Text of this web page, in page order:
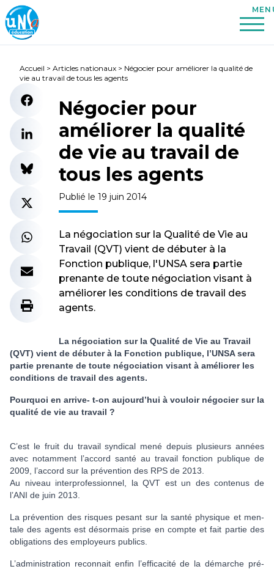
Accueil > Articles nationaux > Négocier pour améliorer la qualité de
vie au travail de tous les agents
Négocier pour
améliorer la qualité
de vie au travail de
tous les agents
Publié le 19 juin 2014
La négociation sur la Qualité de Vie au
Travail (QVT) vient de débuter à la
Fonction publique, l'UNSA sera partie
prenante de toute négociation visant à
améliorer les conditions de travail des
agents.
La négociation sur la Qualité de Vie au Travail
(QVT) vient de débuter à la Fonction publique, l’UNSA sera
partie prenante de toute négociation visant à améliorer les
conditions de travail des agents.
Pourquoi en arrive- t-on aujourd’hui à vou­loir négo­cier sur la
qua­lité de vie au tra­vail ?
C’est le fruit du tra­vail syn­di­cal mené depuis plu­sieurs années
avec notam­ment l’accord santé au tra­vail fonc­tion publi­que de
2009, l’accord sur la pré­ven­tion des RPS de 2013.
Au niveau inter­pro­fes­sion­nel, la QVT est un des conte­nus de
l’ANI de juin 2013.
La pré­ven­tion des ris­ques pesant sur la santé phy­si­que et men­
tale des agents est désor­mais prise en compte et fait partie des
obli­ga­tions des employeurs publics.
L’admi­nis­tra­tion reconnait enfin l’effi­ca­cité de la démar­che pré­